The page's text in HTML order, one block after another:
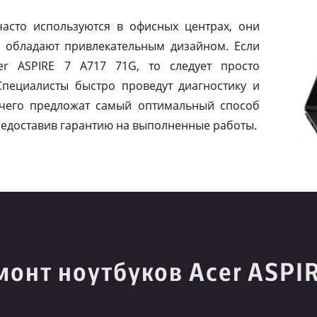
используются в офисных центрах, они
привлекательным дизайном. Если
ASPIRE 7 A717 71G, то следует просто
быстро проведут диагностику и
предложат самый оптимальный способ
гарантию на выполненные работы.
ноутбуков Acer